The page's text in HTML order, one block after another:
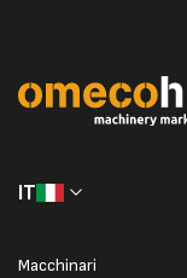
IT
Macchinari